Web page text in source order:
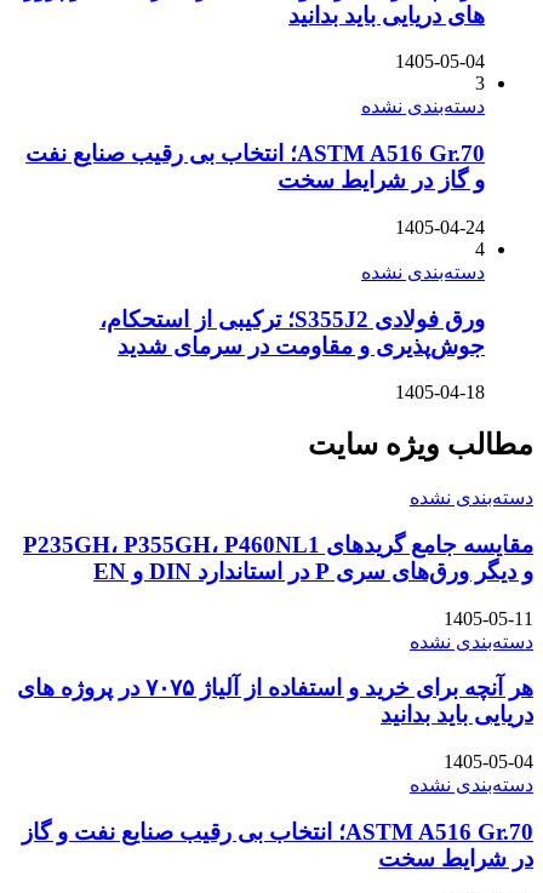
های دریایی باید بدانید
1405-05-04
3
دسته‌بندی نشده
ASTM A516 Gr.70؛ انتخاب بی رقیب صنایع نفت
و گاز در شرایط سخت
1405-04-24
4
دسته‌بندی نشده
ورق فولادی S355J2؛ ترکیبی از استحکام،
جوش‌پذیری و مقاومت در سرمای شدید
1405-04-18
مطالب ویژه سایت
دسته‌بندی نشده
مقایسه جامع گریدهای P235GH، P355GH، P460NL1
و دیگر ورق‌های سری P در استاندارد DIN و EN
1405-05-11
دسته‌بندی نشده
هر آنچه برای خرید و استفاده از آلیاژ ۷۰۷۵ در پروژه های
دریایی باید بدانید
1405-05-04
دسته‌بندی نشده
ASTM A516 Gr.70؛ انتخاب بی رقیب صنایع نفت و گاز
در شرایط سخت